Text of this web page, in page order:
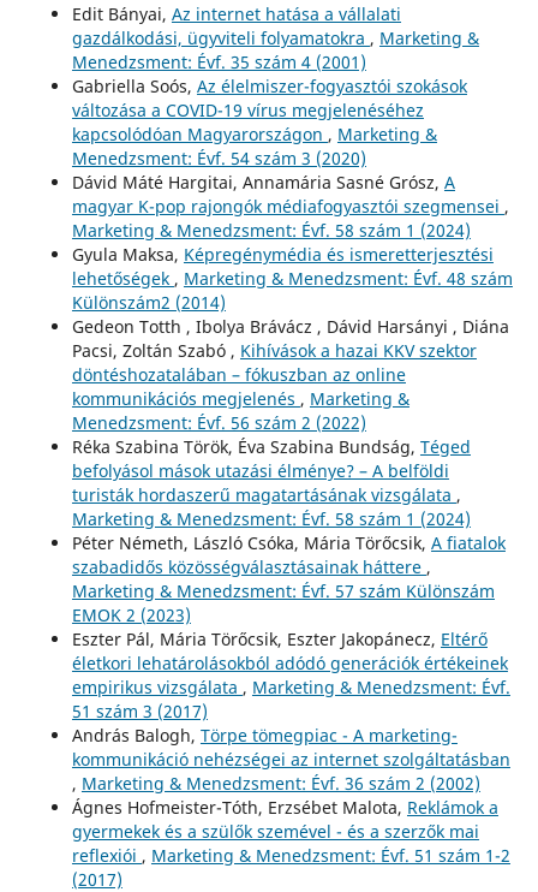
Edit Bányai, Az internet hatása a vállalati
gazdálkodási, ügyviteli folyamatokra , Marketing &
Menedzsment: Évf. 35 szám 4 (2001)
Gabriella Soós, Az élelmiszer-fogyasztói szokások
változása a COVID-19 vírus megjelenéséhez
kapcsolódóan Magyarországon , Marketing &
Menedzsment: Évf. 54 szám 3 (2020)
Dávid Máté Hargitai, Annamária Sasné Grósz, A
magyar K-pop rajongók médiafogyasztói szegmensei ,
Marketing & Menedzsment: Évf. 58 szám 1 (2024)
Gyula Maksa, Képregénymédia és ismeretterjesztési
lehetőségek , Marketing & Menedzsment: Évf. 48 szám
Különszám2 (2014)
Gedeon Totth , Ibolya Brávácz , Dávid Harsányi , Diána
Pacsi, Zoltán Szabó , Kihívások a hazai KKV szektor
döntéshozatalában – fókuszban az online
kommunikációs megjelenés , Marketing &
Menedzsment: Évf. 56 szám 2 (2022)
Réka Szabina Török, Éva Szabina Bundság, Téged
befolyásol mások utazási élménye? – A belföldi
turisták hordaszerű magatartásának vizsgálata ,
Marketing & Menedzsment: Évf. 58 szám 1 (2024)
Péter Németh, László Csóka, Mária Törőcsik, A fiatalok
szabadidős közösségválasztásainak háttere ,
Marketing & Menedzsment: Évf. 57 szám Különszám
EMOK 2 (2023)
Eszter Pál, Mária Törőcsik, Eszter Jakopánecz, Eltérő
életkori lehatárolásokból adódó generációk értékeinek
empirikus vizsgálata , Marketing & Menedzsment: Évf.
51 szám 3 (2017)
András Balogh, Törpe tömegpiac - A marketing-
kommunikáció nehézségei az internet szolgáltatásban
, Marketing & Menedzsment: Évf. 36 szám 2 (2002)
Ágnes Hofmeister-Tóth, Erzsébet Malota, Reklámok a
gyermekek és a szülők szemével - és a szerzők mai
reflexiói , Marketing & Menedzsment: Évf. 51 szám 1-2
(2017)